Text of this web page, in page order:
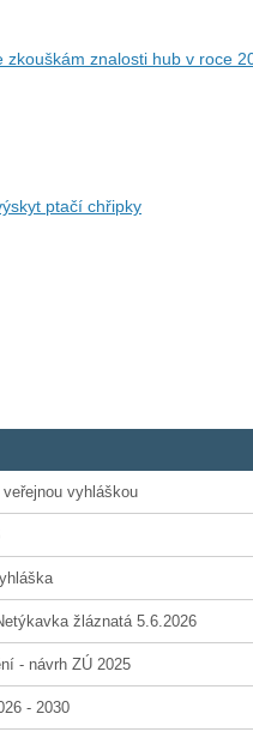
zkouškám znalosti hub v roce
ptačí chřipky
vyhláškou
žláznatá 5.6.2026
- návrh ZÚ 2025
- 2030